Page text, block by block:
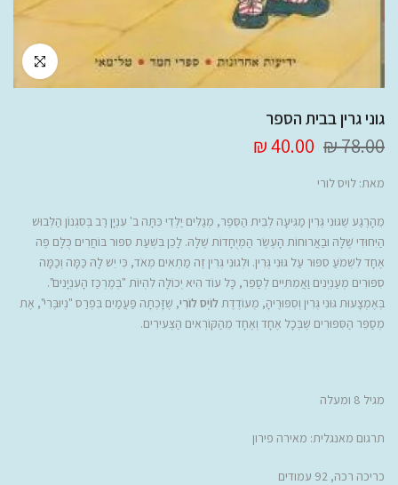
לחץ להגדלה
גוני גרין בבית הספר
78.00 ₪
40.00 ₪
מאת: לויס לורי
מֵהָרֶגַע שֶׁגּוּנִי גְּרִין מַגִּיעָה לְבֵית הַסֵּפֶר, מְגַלִּים יַלְדֵי כִּתָּה ב' עִנְיָן רַב בְּסִגְנוֹן הַלְּבוּשׁ
הַיִּחוּדִי שֶׁלָּהּ וּבַאֲרוּחוֹת הָעֶשֶׂר הַמְּיֻחָדוֹת שֶׁלָּהּ. לָכֵן בִּשְׁעַת סִפּוּר בּוֹחֲרִים כֻּלָּם פֶּה
אֶחָד לִשְׁמֹעַ סִפּוּר עַל גּוּנִי גְּרִין. וּלְגוּנִי גְּרִין זֶה מַתְאִים מְאֹד, כִּי יֵשׁ לָהּ כַּמָּה וְכַמָּה
סִפּוּרִים מְעַנְיְנִים וַאֲמִתִּיִּים לְסַפֵּר, כָּל עוֹד הִיא יְכוֹלָה לִהְיוֹת "בְּמֶרְכַּז הָעִנְיָנִים".
בְּאֶמְצָעוּת גּוּנִי גְּרִין וְסִפּוּרֶיהָ, מְעוֹדֶדֶתלוֹיְס לוֹרִי, שֶׁזָּכְתָה פַּעֲמַיִם בִּפְרַס "נְיוּבֶּרִי", אֶת
מְסַפֵּר הַסִּפּוּרִים שֶׁבְּכָל אֶחָד וְאֶחָד מֵהַקּוֹרְאִים הַצְּעִירִים.
מגיל 8 ומעלה
תרגום מאנגלית: מאירה פירון
כריכה רכה, 92 עמודים